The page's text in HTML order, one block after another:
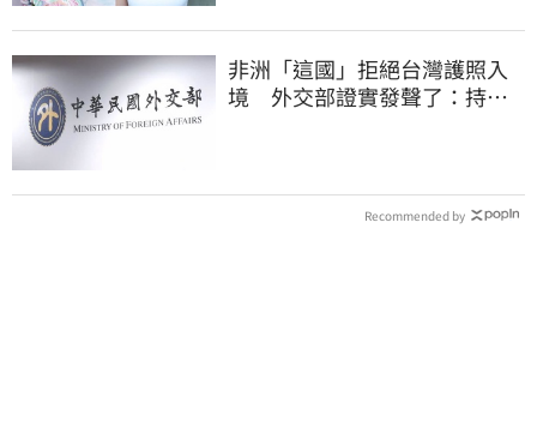
非洲「這國」拒絕台灣護照入
境 外交部證實發聲了：持續
Recommended by